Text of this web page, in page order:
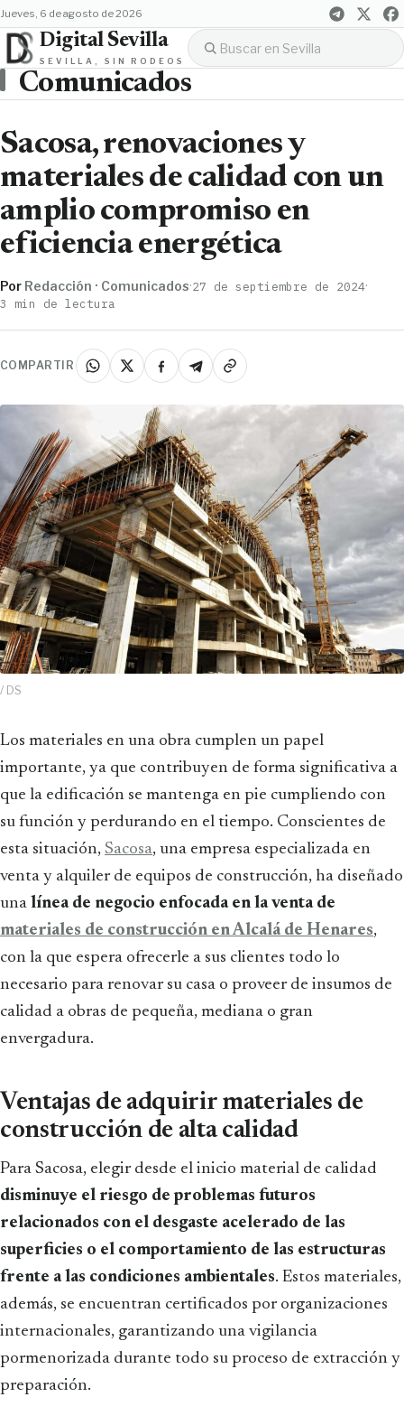
jueves, 6 de agosto de 2026
Digital Sevilla
SEVILLA, SIN RODEOS
Comunicados
Sacosa, renovaciones y
materiales de calidad con un
amplio compromiso en
eficiencia energética
Por Redacción · Comunicados·27 de septiembre de 2024·
3 min de lectura
COMPARTIR
/ DS
Los materiales en una obra cumplen un papel
importante, ya que contribuyen de forma significativa a
que la edificación se mantenga en pie cumpliendo con
su función y perdurando en el tiempo. Conscientes de
esta situación, Sacosa, una empresa especializada en
venta y alquiler de equipos de construcción, ha diseñado
una línea de negocio enfocada en la venta de
materiales de construcción en Alcalá de Henares,
con la que espera ofrecerle a sus clientes todo lo
necesario para renovar su casa o proveer de insumos de
calidad a obras de pequeña, mediana o gran
envergadura.
Ventajas de adquirir materiales de
construcción de alta calidad
Para Sacosa, elegir desde el inicio material de calidad
disminuye el riesgo de problemas futuros
relacionados con el desgaste acelerado de las
superficies o el comportamiento de las estructuras
frente a las condiciones ambientales. Estos materiales,
además, se encuentran certificados por organizaciones
internacionales, garantizando una vigilancia
pormenorizada durante todo su proceso de extracción y
preparación.